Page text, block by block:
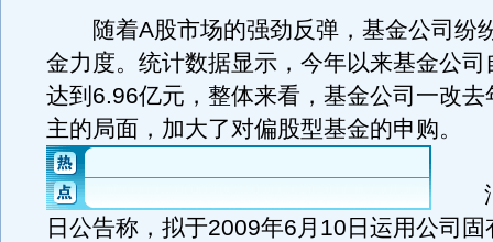
随着A股市场的强劲反弹，基金公司纷
金力度。统计数据显示，今年以来基金公司
达到6.96亿元，整体来看，基金公司一改去
主的局面，加大了对偏股型基金的申购。
汇
日公告称，拟于2009年6月10日运用公司固